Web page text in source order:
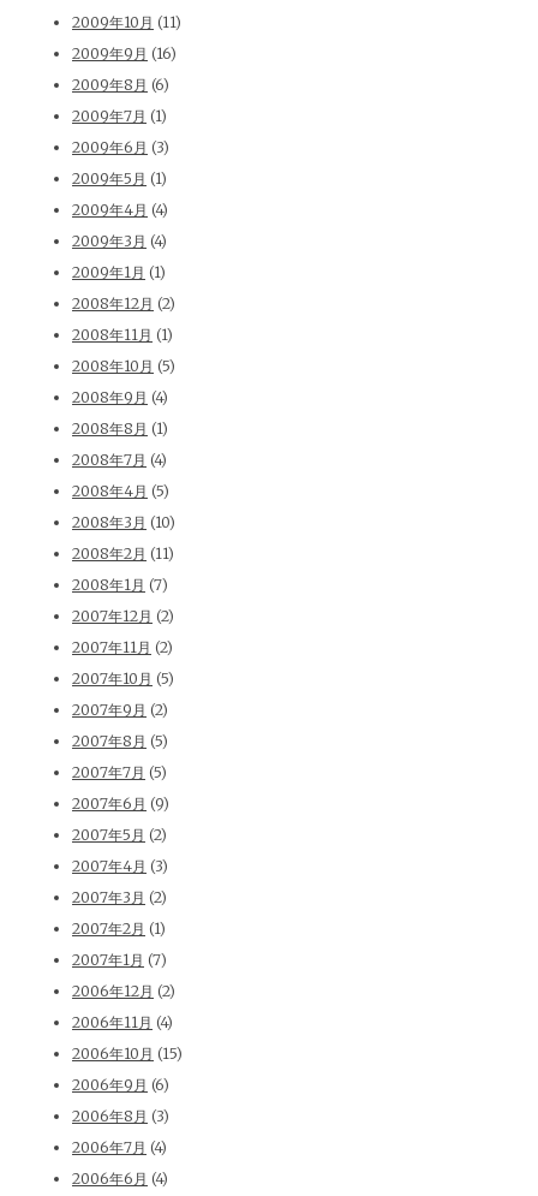
2009年10月 (11)
2009年9月 (16)
2009年8月 (6)
2009年7月 (1)
2009年6月 (3)
2009年5月 (1)
2009年4月 (4)
2009年3月 (4)
2009年1月 (1)
2008年12月 (2)
2008年11月 (1)
2008年10月 (5)
2008年9月 (4)
2008年8月 (1)
2008年7月 (4)
2008年4月 (5)
2008年3月 (10)
2008年2月 (11)
2008年1月 (7)
2007年12月 (2)
2007年11月 (2)
2007年10月 (5)
2007年9月 (2)
2007年8月 (5)
2007年7月 (5)
2007年6月 (9)
2007年5月 (2)
2007年4月 (3)
2007年3月 (2)
2007年2月 (1)
2007年1月 (7)
2006年12月 (2)
2006年11月 (4)
2006年10月 (15)
2006年9月 (6)
2006年8月 (3)
2006年7月 (4)
2006年6月 (4)